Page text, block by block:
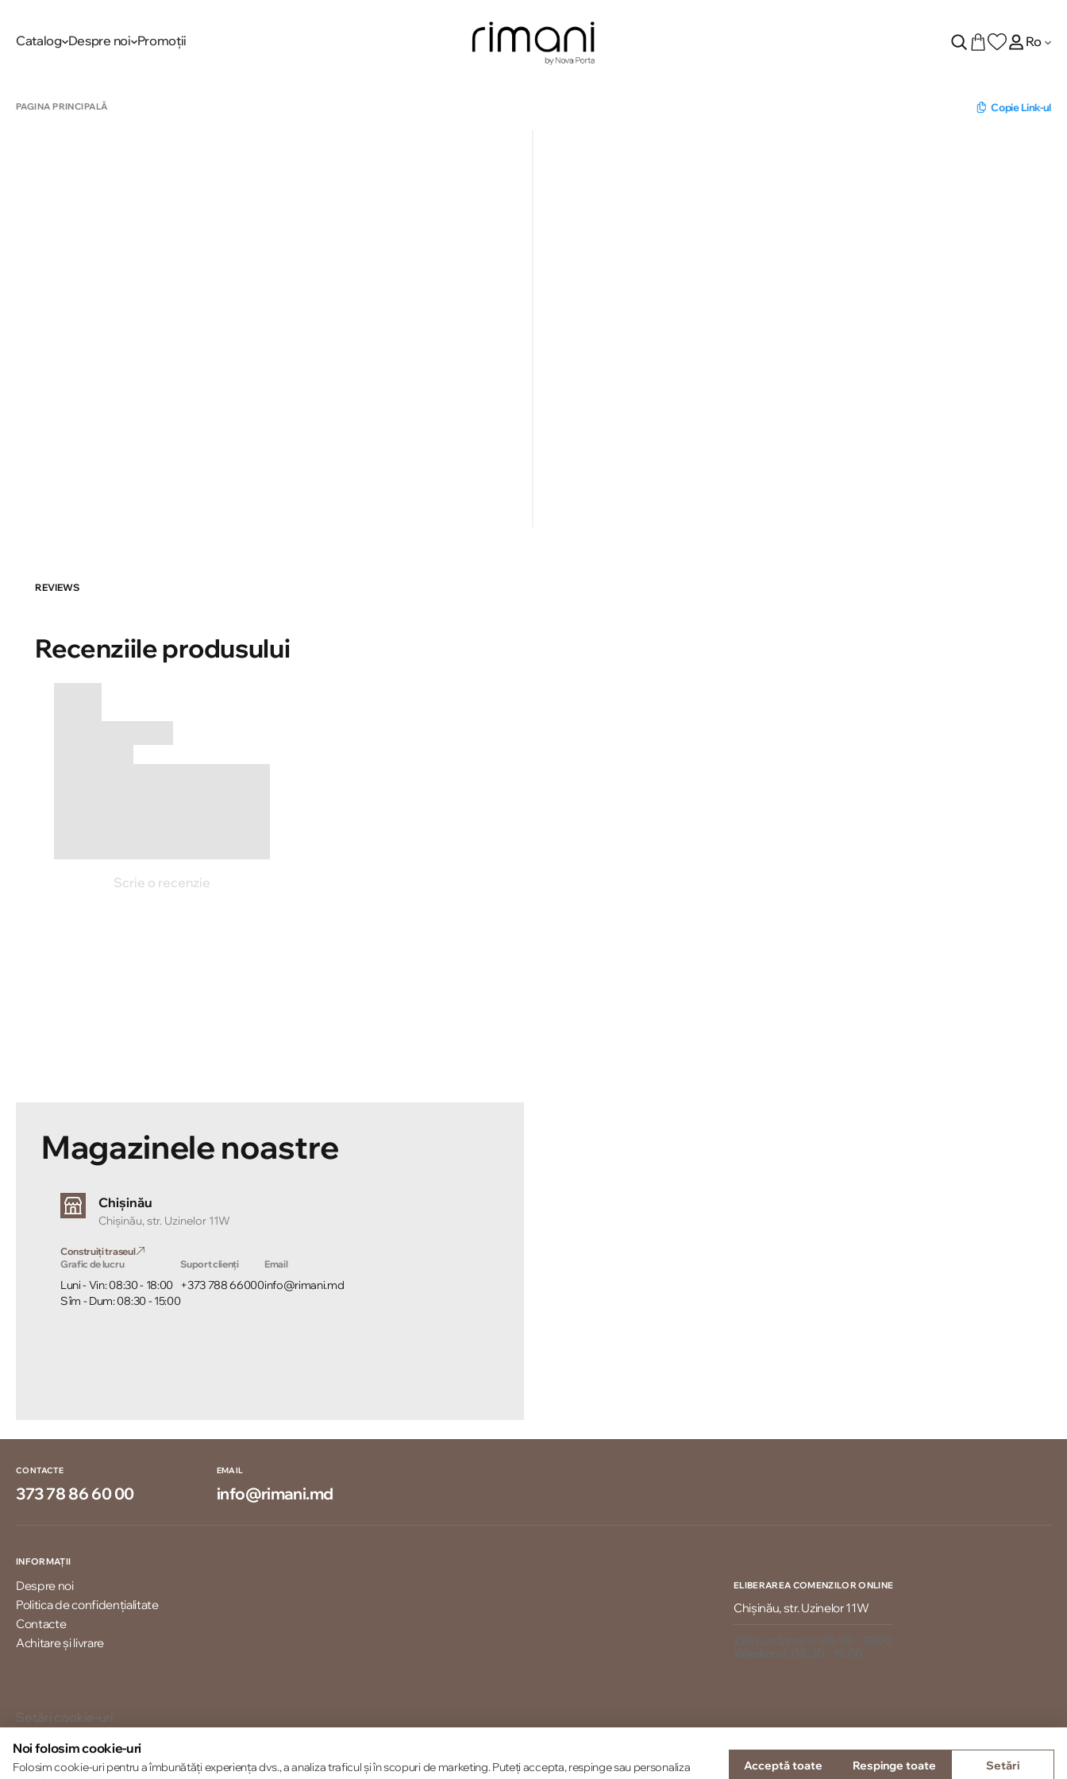
Catalog Despre noi Promoții Ro
PAGINA PRINCIPALĂ Copie Link-ul
REVIEWS
Recenziile produsului
Scrie o recenzie
Magazinele noastre
Chișinău
Chișinău, str. Uzinelor 11W
Construiți traseul
Grafic de lucru
Luni - Vin: 08:30 - 18:00
Sîm - Dum: 08:30 - 15:00
Suport clienți
+373 788 66000
Email
info@rimani.md
CONTACTE
373 78 86 60 00
EMAIL
info@rimani.md
INFORMAȚII
Despre noi
Politica de confidențialitate
Contacte
Achitare și livrare
ELIBERAREA COMENZILOR ONLINE
Chișinău, str. Uzinelor 11W
Setări cookie-uri
© 2013 – 2026 ECOM
Noi folosim cookie-uri
Folosim cookie-uri pentru a îmbunătăți experiența dvs., a analiza traficul și în scopuri de marketing. Puteți accepta, respinge sau personaliza
Acceptă toate Respinge toate Setări